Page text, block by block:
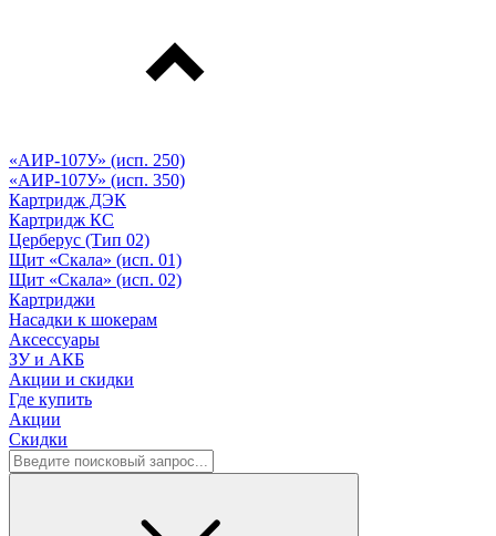
«АИР-107У» (исп. 250)
«АИР-107У» (исп. 350)
Картридж ДЭК
Картридж КС
Церберус (Тип 02)
Щит «Скала» (исп. 01)
Щит «Скала» (исп. 02)
Картриджи
Насадки к шокерам
Аксессуары
ЗУ и АКБ
Акции и скидки
Где купить
Акции
Скидки